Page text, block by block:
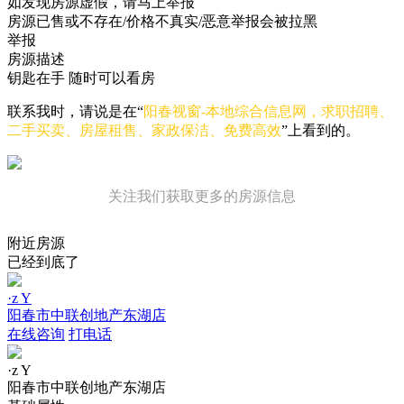
房源已售或不存在/价格不真实/恶意举报会被拉黑
举报
房源描述
钥匙在手 随时可以看房
联系我时，请说是在“阳春视窗-本地综合信息网，求职招聘、
二手买卖、房屋租售、家政保洁、免费高效”上看到的。
关注我们获取更多的房源信息
附近房源
已经到底了
·z Y
阳春市中联创地产东湖店
在线咨询 打电话
·z Y
阳春市中联创地产东湖店